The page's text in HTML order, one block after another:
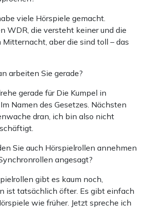
viele Hörspiele gemacht.
WDR, die versteht keiner und die
Mitternacht, aber die sind toll – das
arbeiten Sie gerade?
gerade für Die Kumpel in
Namen des Gesetzes. Nächsten
dran, ich bin also nicht
Sie auch Hörspielrollen annehmen
angesagt?
gibt es kaum noch,
ist tatsächlich öfter. Es gibt einfach
wie früher. Jetzt spreche ich